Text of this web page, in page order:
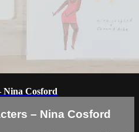
Nina Cosford
– Nina Cosford